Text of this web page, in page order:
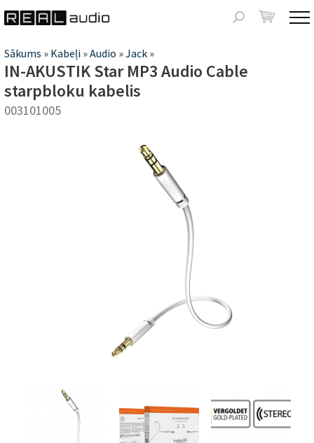
Meklēšanas
Jūs
atrodaties
šeit
Sākums » Kabeļi »Audio »Jack »
IN-AKUSTIK Star MP3 Audio Cable
starpbloku kabelis
003101005